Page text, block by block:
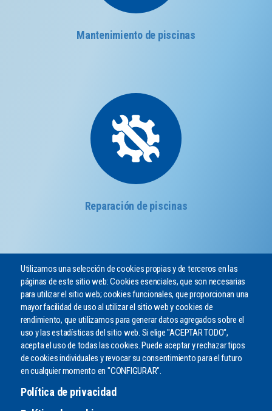
Mantenimiento de piscinas
Reparación de piscinas
Utilizamos una selección de cookies propias y de terceros en las
páginas de este sitio web: Cookies esenciales, que son necesarias
para utilizar el sitio web; cookies funcionales, que proporcionan una
mayor facilidad de uso al utilizar el sitio web y cookies de
rendimiento, que utilizamos para generar datos agregados sobre el
uso y las estadísticas del sitio web. Si elige "ACEPTAR TODO",
acepta el uso de todas las cookies. Puede aceptar y rechazar tipos
de cookies individuales y revocar su consentimiento para el futuro
en cualquier momento en "CONFIGURAR".
Política de privacidad
¿PODEMOS AYUDARLE?
Envíenos un mensaje o llámenos por teléfono
CONTACTO